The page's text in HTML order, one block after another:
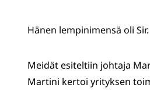
Hänen lempinimensä oli Sir.
Meidät esiteltiin johtaja
Martini kertoi yrityksen